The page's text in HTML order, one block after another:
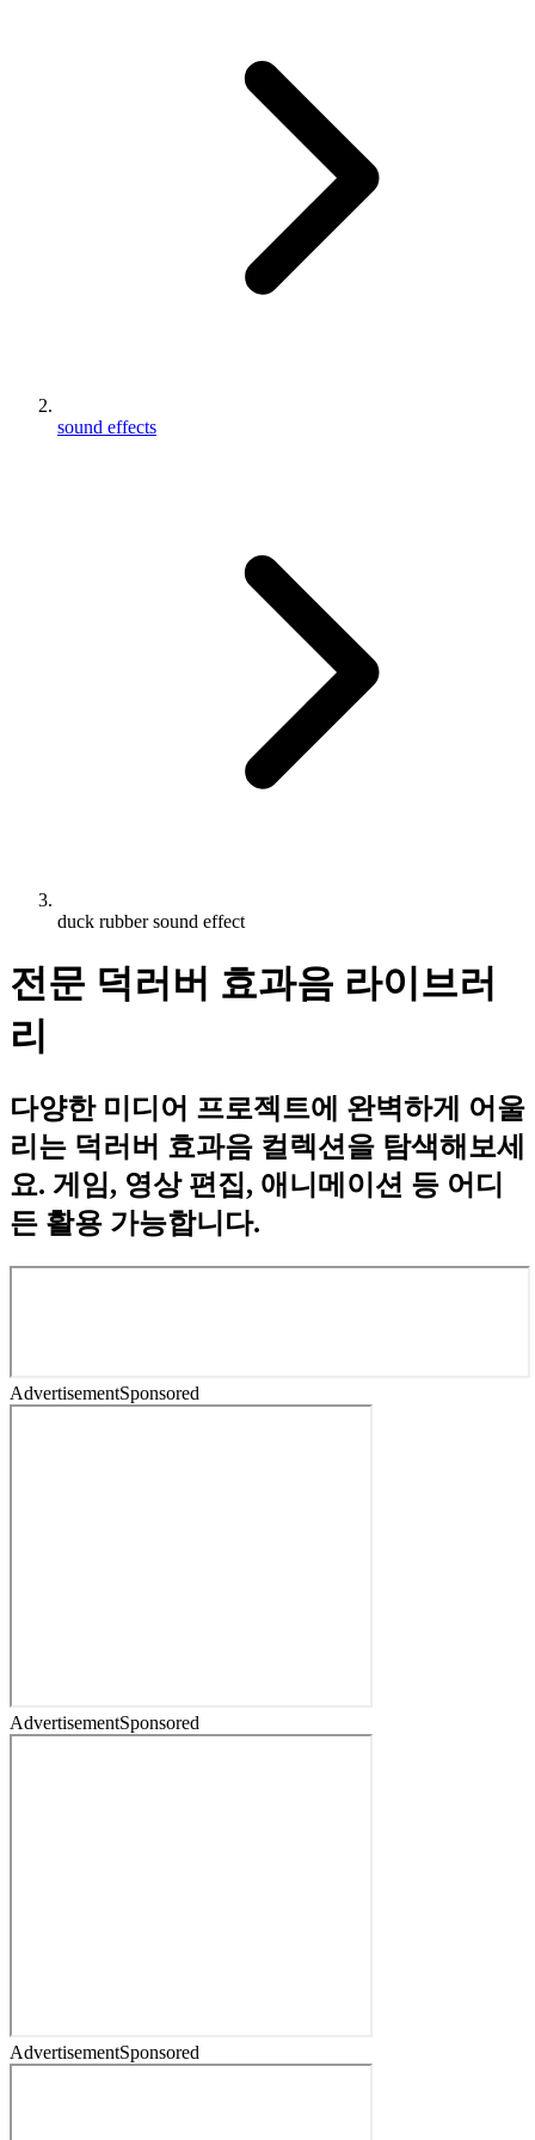
sound effects
duck rubber sound effect
전문 덕러버 효과음 라이브러
리
다양한 미디어 프로젝트에 완벽하게 어울
리는 덕러버 효과음 컬렉션을 탐색해보세
요. 게임, 영상 편집, 애니메이션 등 어디
든 활용 가능합니다.
AdvertisementSponsored
AdvertisementSponsored
AdvertisementSponsored